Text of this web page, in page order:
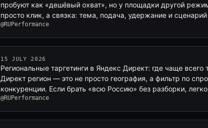
пробуют как «дешёвый охват», но у площадки другой
просто клик, а связка: тема, подача, удержание и
@RUPerformance
15 JULY 2026
Региональные таргетинги в Яндекс Директ: где чаще всего
Директ регион — это не просто география, а фильтр по
конкуренции. Если брать «всю Россию» без разборки,
@RUPerformance